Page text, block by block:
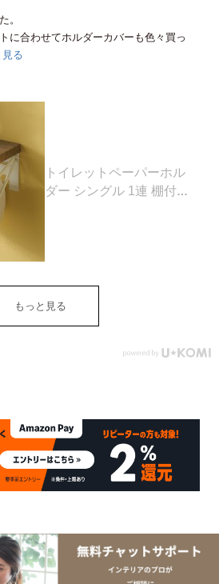
。
に合わせてホルダーカバーも色々買っ
見る
トイレットペーパーホル
ダー シングル 1連 棚付き
ダー 収納 DIY アンティー
ク ヴィンテージ ナチュラ
リア アジアン [84302] ホ
もっと見る